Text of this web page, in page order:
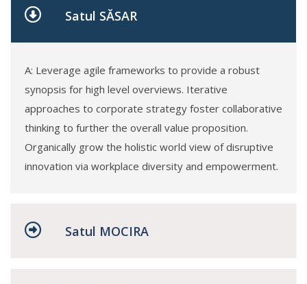
Satul SĂSAR
A: Leverage agile frameworks to provide a robust
synopsis for high level overviews. Iterative
approaches to corporate strategy foster collaborative
thinking to further the overall value proposition.
Organically grow the holistic world view of disruptive
innovation via workplace diversity and empowerment.
Satul MOCIRA